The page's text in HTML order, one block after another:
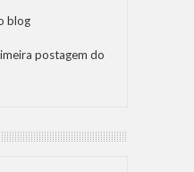
blog
postagem do